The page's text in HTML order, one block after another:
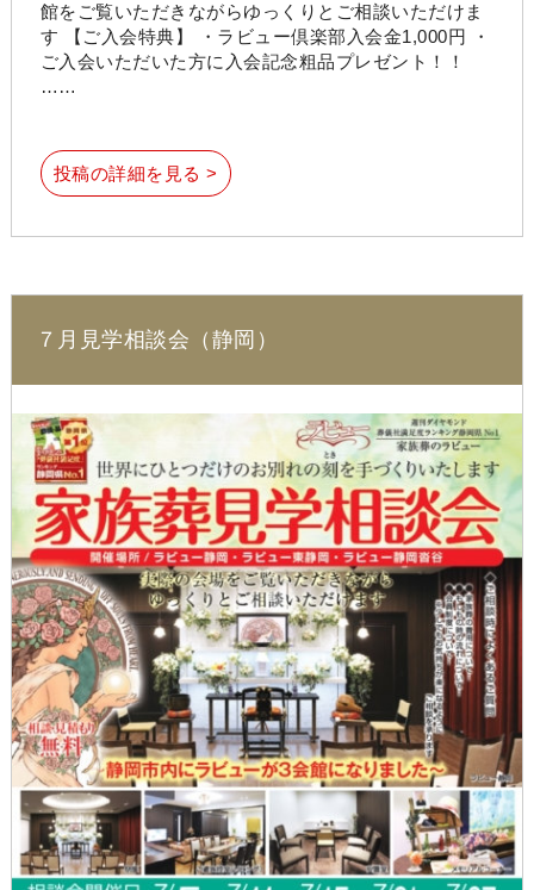
館をご覧いただきながらゆっくりとご相談いただけま
す 【ご入会特典】 ・ラビュー倶楽部入会金1,000円 ・
ご入会いただいた方に入会記念粗品プレゼント！！
……
投稿の詳細を見る >
７月見学相談会（静岡）